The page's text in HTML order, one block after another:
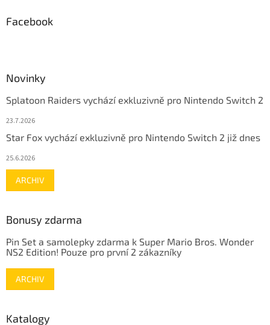
Facebook
Novinky
Splatoon Raiders vychází exkluzivně pro Nintendo Switch 2
23.7.2026
Star Fox vychází exkluzivně pro Nintendo Switch 2 již dnes
25.6.2026
ARCHIV
Bonusy zdarma
Pin Set a samolepky zdarma k Super Mario Bros. Wonder
NS2 Edition! Pouze pro první 2 zákazníky
ARCHIV
Katalogy